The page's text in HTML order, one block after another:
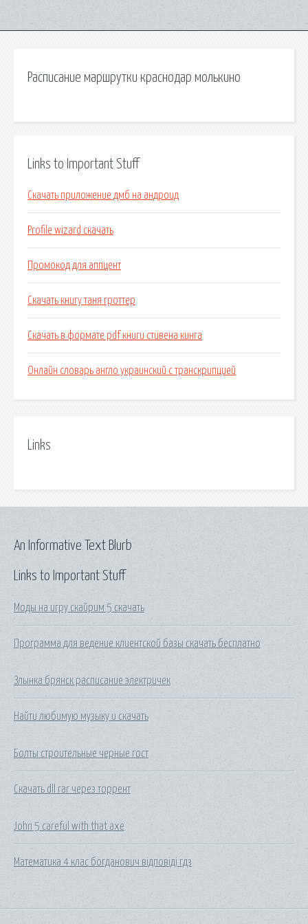
Расписание маршрутки краснодар молькино
Links to Important Stuff
Скачать приложение дмб на андроид
Profile wizard скачать
Промокод для аппцент
Скачать книгу таня гроттер
Скачать в формате pdf книги стивена кинга
Онлайн словарь англо украинский с транскрипцией
Links
Links to Important Stuff
Моды на игру скайрим 5 скачать
Программа для ведение клиентской базы скачать бесплатно
Злынка брянск расписание электричек
Найти любимую музыку и скачать
Болты строительные черные гост
Скачать dll rar через торрент
John 5 careful with that axe
Математика 4 клас богданович відповіді гдз
An Informative Text Blurb